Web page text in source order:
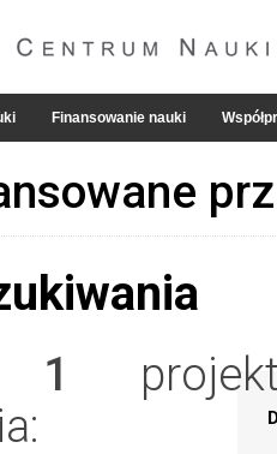
Finansowanie nauki
1